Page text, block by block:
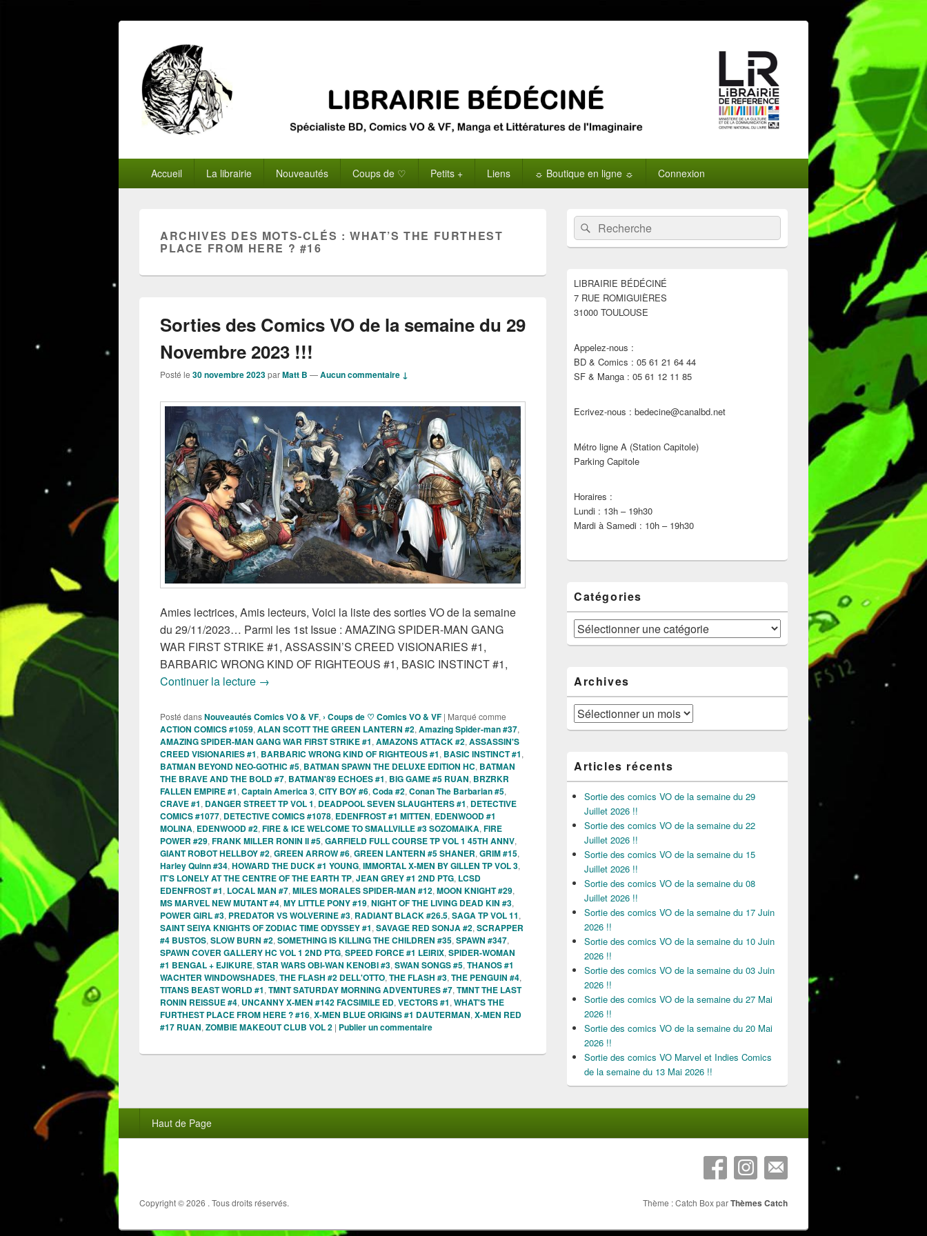
principalAccueil La librairie Nouveautés Coups de ♡ Petits + Liens ☼ Boutique en ligne ☼ Connexion
ARCHIVES DES MOTS-CLÉS :WHAT’S THE FURTHEST
PLACE FROM HERE ? #16
Sorties des Comics VO de la semaine du 29
Novembre 2023 !!!
Posté le 30 novembre 2023parMatt B —Aucun commentaire ↓
Amies lectrices, Amis lecteurs, Voici la liste des sorties VO de la semaine
du 29/11/2023… Parmi les 1st Issue : AMAZING SPIDER-MAN GANG
WAR FIRST STRIKE #1, ASSASSIN’S CREED VISIONARIES #1,
BARBARIC WRONG KIND OF RIGHTEOUS #1, BASIC INSTINCT #1,
Continuer la lecture Sorties des Comics VO de la semaine du 29 Novembre 2023 !!!
→
Posté dansNouveautés Comics VO & VF, › Coups de ♡ Comics VO & VF | Marqué comme
ACTION COMICS #1059, ALAN SCOTT THE GREEN LANTERN #2, Amazing Spider-man #37,
AMAZING SPIDER-MAN GANG WAR FIRST STRIKE #1, AMAZONS ATTACK #2, ASSASSIN'S
CREED VISIONARIES #1, BARBARIC WRONG KIND OF RIGHTEOUS #1, BASIC INSTINCT #1,
BATMAN BEYOND NEO-GOTHIC #5, BATMAN SPAWN THE DELUXE EDITION HC, BATMAN
THE BRAVE AND THE BOLD #7, BATMAN'89 ECHOES #1, BIG GAME #5 RUAN, BRZRKR
FALLEN EMPIRE #1, Captain America 3, CITY BOY #6, Coda #2, Conan The Barbarian #5,
CRAVE #1, DANGER STREET TP VOL 1, DEADPOOL SEVEN SLAUGHTERS #1, DETECTIVE
COMICS #1077, DETECTIVE COMICS #1078, EDENFROST #1 MITTEN, EDENWOOD #1
MOLINA, EDENWOOD #2, FIRE & ICE WELCOME TO SMALLVILLE #3 SOZOMAIKA, FIRE
POWER #29, FRANK MILLER RONIN II #5, GARFIELD FULL COURSE TP VOL 1 45TH ANNV,
GIANT ROBOT HELLBOY #2, GREEN ARROW #6, GREEN LANTERN #5 SHANER, GRIM #15,
Harley Quinn #34, HOWARD THE DUCK #1 YOUNG, IMMORTAL X-MEN BY GILLEN TP VOL 3,
IT'S LONELY AT THE CENTRE OF THE EARTH TP, JEAN GREY #1 2ND PTG, LCSD
EDENFROST #1, LOCAL MAN #7, MILES MORALES SPIDER-MAN #12, MOON KNIGHT #29,
MS MARVEL NEW MUTANT #4, MY LITTLE PONY #19, NIGHT OF THE LIVING DEAD KIN #3,
POWER GIRL #3, PREDATOR VS WOLVERINE #3, RADIANT BLACK #26.5, SAGA TP VOL 11,
SAINT SEIYA KNIGHTS OF ZODIAC TIME ODYSSEY #1, SAVAGE RED SONJA #2, SCRAPPER
#4 BUSTOS, SLOW BURN #2, SOMETHING IS KILLING THE CHILDREN #35, SPAWN #347,
SPAWN COVER GALLERY HC VOL 1 2ND PTG, SPEED FORCE #1 LEIRIX, SPIDER-WOMAN
#1 BENGAL + EJIKURE, STAR WARS OBI-WAN KENOBI #3, SWAN SONGS #5, THANOS #1
WACHTER WINDOWSHADES, THE FLASH #2 DELL'OTTO, THE FLASH #3, THE PENGUIN #4,
TITANS BEAST WORLD #1, TMNT SATURDAY MORNING ADVENTURES #7, TMNT THE LAST
RONIN REISSUE #4, UNCANNY X-MEN #142 FACSIMILE ED, VECTORS #1, WHAT'S THE
FURTHEST PLACE FROM HERE ? #16, X-MEN BLUE ORIGINS #1 DAUTERMAN, X-MEN RED
#17 RUAN, ZOMBIE MAKEOUT CLUB VOL 2 | Publier un commentaire
Zone
principale
de
widget
barre
latérale
Recherche :Rechercher
LIBRAIRIE BÉDÉCINÉ
7 RUE ROMIGUIÈRES
31000 TOULOUSE
Appelez-nous :
BD & Comics : 05 61 21 64 44
SF & Manga : 05 61 12 11 85
Ecrivez-nous : bedecine@canalbd.net
Métro ligne A (Station Capitole)
Parking Capitole
Horaires :
Lundi : 13h – 19h30
Mardi à Samedi : 10h – 19h30
Catégories
Catégories
Archives
Archives
Articles récents
Sortie des comics VO de la semaine du 29
Juillet 2026 !!
Sortie des comics VO de la semaine du 22
Juillet 2026 !!
Sortie des comics VO de la semaine du 15
Juillet 2026 !!
Sortie des comics VO de la semaine du 08
Juillet 2026 !!
Sortie des comics VO de la semaine du 17 Juin
2026 !!
Sortie des comics VO de la semaine du 10 Juin
2026 !!
Sortie des comics VO de la semaine du 03 Juin
2026 !!
Sortie des comics VO de la semaine du 27 Mai
2026 !!
Sortie des comics VO de la semaine du 20 Mai
2026 !!
Sortie des comics VO Marvel et Indies Comics
de la semaine du 13 Mai 2026 !!
page
Haut de Page
Copyright © 2026 . Tous droits réservés. Thème : Catch Box parThèmes Catch